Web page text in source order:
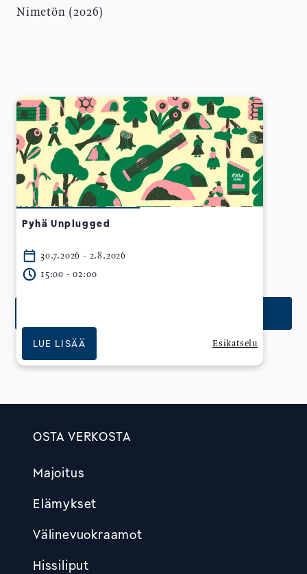
Nimetön (2026)
Pyhä Unplugged
30.7.2026 - 2.8.2026
15:00 - 02:00
LUE LISÄÄ Esikatselu
OSTA VERKOSTA
Majoitus
Elämykset
Välinevuokraamot
Hissiliput